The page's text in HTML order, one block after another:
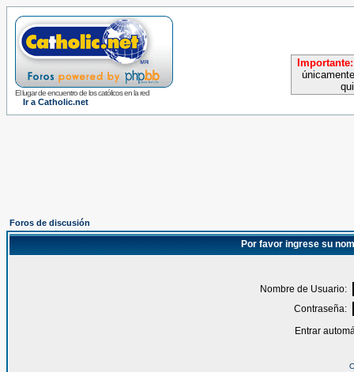
El lugar de encuentro de los católicos en la red
Ir a Catholic.net
Importante:
Foros de discusión
Por favor ingrese su
Nombre de Usuario:
Contraseña:
Entrar